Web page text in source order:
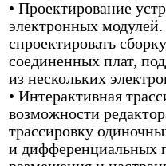
• Проектирование
электронных
спроектировать
соединенных плат,
из нескольких
• Интерактивная
возможности
трассировку
и дифференциальных